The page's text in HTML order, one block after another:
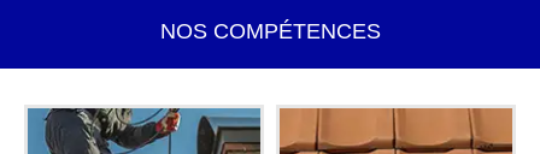
NOS COMPÉTENCES